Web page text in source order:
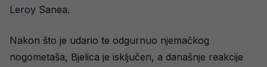
Leroy Sanea.
Nakon što je udario te odgurnuo njemačkog
nogometaša, Bjelica je isključen, a današnje reakcije